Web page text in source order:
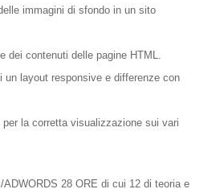
immagini di sfondo in un sito
dei contenuti delle pagine HTML.
un layout responsive e differenze con
la corretta visualizzazione sui vari
28 ORE di cui 12 di teoria e